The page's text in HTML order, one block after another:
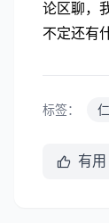
论区聊，
不定还有
标签：
有